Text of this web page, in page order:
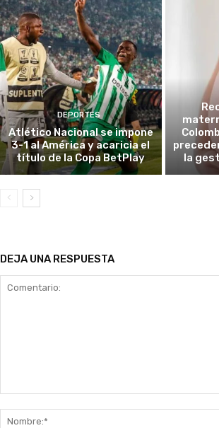
DEPORTES
Atlético Nacional se impone
3-1 al América y acaricia el
título de la Copa BetPlay
la
DEJA UNA RESPUESTA